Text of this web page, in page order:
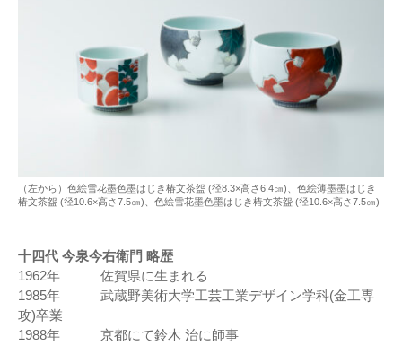
（左から）色絵雪花墨色墨はじき椿文茶盌 (径8.3×高さ6.4㎝)、色絵薄墨墨はじき
椿文茶盌 (径10.6×高さ7.5㎝)、色絵雪花墨色墨はじき椿文茶盌 (径10.6×高さ7.5㎝)
十四代 今泉今右衛門 略歴
1962年 佐賀県に生まれる
1985年 武蔵野美術大学工芸工業デザイン学科(金工専
攻)卒業
1988年 京都にて鈴木 治に師事